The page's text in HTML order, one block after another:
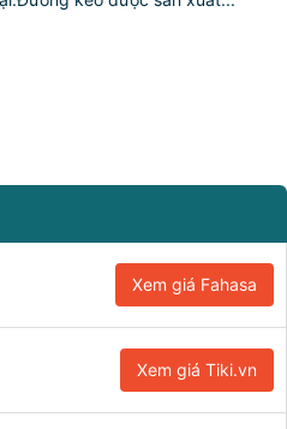
Xem giá Fahasa
Xem giá Tiki.vn